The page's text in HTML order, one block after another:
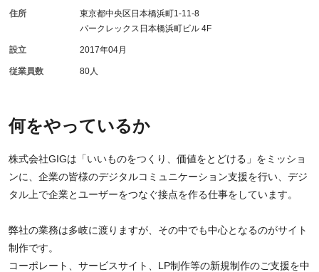
何をやっているか
株式会社GIGは「いいものをつくり、価値をとどける」をミッショ
ンに、企業の皆様のデジタルコミュニケーション支援を行い、デジ
タル上で企業とユーザーをつなぐ接点を作る仕事をしています。
弊社の業務は多岐に渡りますが、その中でも中心となるのがサイト
制作です。
コーポレート、サービスサイト、LP制作等の新規制作のご支援を中
住所
東京都中央区日本橋浜町1-11-8
パークレックス日本橋浜町ビル 4F
設立 2017年04月
従業員数 80人